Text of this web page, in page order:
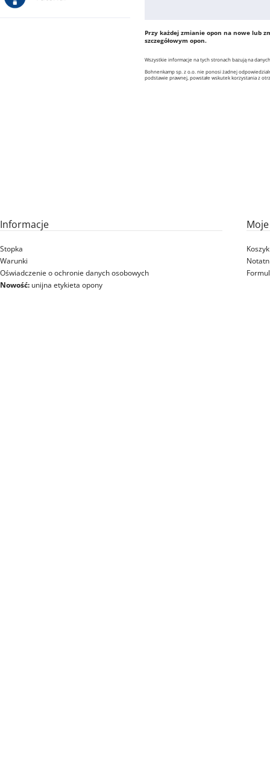
Przy każdej zmianie opon na nowe lub
szczegółowym opon.
Wszystkie informacje na tych stronach bazują na
Bohnenkamp sp. z o.o. nie ponosi żadnej
podstawie prawnej, powstałe wskutek korzystania z
Informacje
Stopka
Warunki
Oświadczenie o ochronie danych osobowych
Nowość: unijna etykieta opony
Koszyk